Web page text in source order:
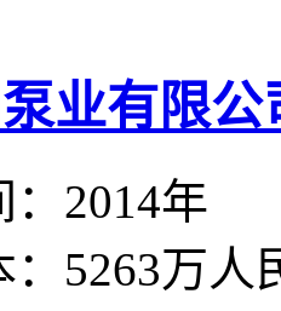
业有限公
：2014年
：5263万人